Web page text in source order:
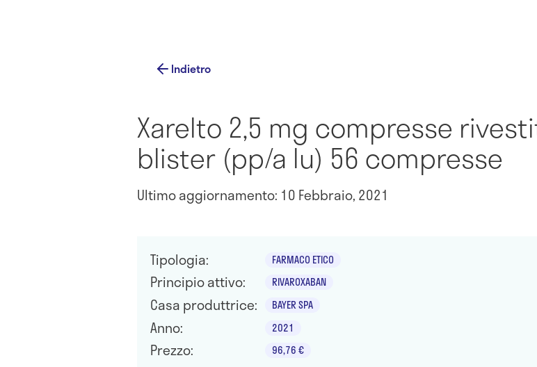
Indietro
Xarelto 2,5 mg compresse
blister (pp/a lu) 56 compresse
Ultimo aggiornamento: 10 Febbraio, 2021
Tipologia: FARMACO ETICO
Principio attivo: RIVAROXABAN
Casa produttrice: BAYER SPA
Anno: 2021
Prezzo: 96,76 €